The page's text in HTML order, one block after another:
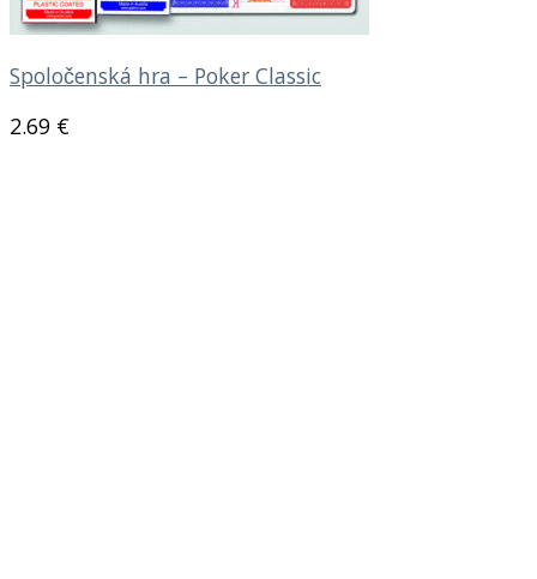
Spoločenská hra – Poker Classic
2.69 €